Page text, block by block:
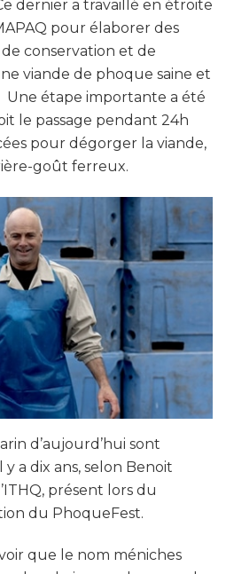
dernier a travaillé en étroite
pour élaborer des
conservation et de
viande de phoque saine et
étape importante a été
le passage pendant 24h
pour dégorger la viande,
goût ferreux.
d’aujourd’hui sont
a dix ans, selon Benoit
présent lors du
du PhoqueFest.
que le nom méniches